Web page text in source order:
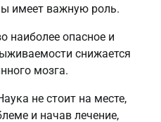
имеет важную роль.
наиболее опасное и
снижается
мозга.
не стоит на месте,
и начав лечение,